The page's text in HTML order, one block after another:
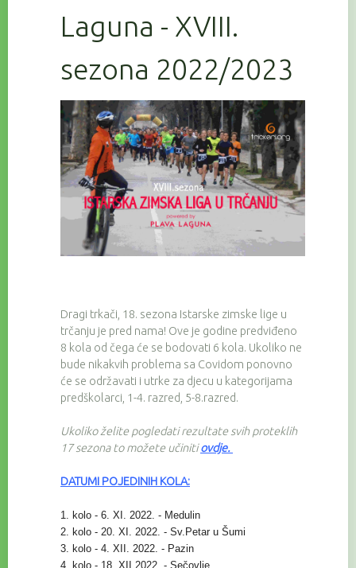
Laguna - XVIII.
sezona 2022/2023
Dragi trkači, 18. sezona Istarske zimske lige u
trčanju je pred nama! Ove je godine predviđeno
8 kola od čega će se bodovati 6 kola. Ukoliko ne
bude nikakvih problema sa Covidom ponovno
će se održavati i utrke za djecu u kategorijama
predškolarci, 1-4. razred, 5-8.razred.
Ukoliko želite pogledati rezultate svih proteklih
17 sezona to možete učinitiovdje.
DATUMI POJEDINIH KOLA:
1. kolo - 6. XI. 2022. - Medulin
2. kolo - 20. XI. 2022. - Sv.Petar u Šumi
3. kolo - 4. XII. 2022. - Pazin
4. kolo - 18. XII.2022. - Sečovlje